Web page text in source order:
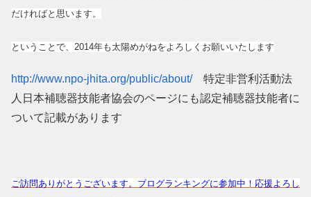
だければと思います。
ということで、2014年も太陽めがねをよろしくお願いいたします
http://www.npo-jhita.org/public/about/特定非営利活動法
人日本補聴器技能者協会のページにも認定補聴器技能者に
ついて記載があります
ご訪問ありがとうございます。ブログランキングに参加中！応援よろし